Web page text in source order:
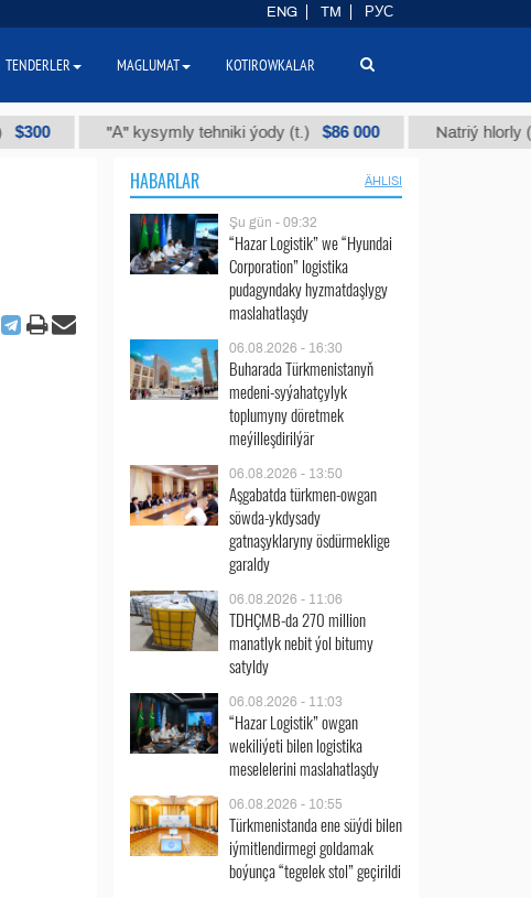
"А" kysymly tehniki ýody (t.) $86 000 Natriý hlorly (nahar
HABARLAR ÄHLISI
Şu gün - 09:32
“Hazar Logistik” we “Hyundai
Corporation” logistika
pudagyndaky hyzmatdaşlygy
maslahatlaşdy
06.08.2026 - 16:30
Buharada Türkmenistanyň
medeni-syýahatçylyk
toplumyny döretmek
meýilleşdirilýär
06.08.2026 - 13:50
Aşgabatda türkmen-owgan
söwda-ykdysady
gatnaşyklaryny ösdürmeklige
garaldy
06.08.2026 - 11:06
TDHÇMB-da 270 million
manatlyk nebit ýol bitumy
satyldy
06.08.2026 - 11:03
“Hazar Logistik” owgan
wekiliýeti bilen logistika
meselelerini maslahatlaşdy
06.08.2026 - 10:55
Türkmenistanda ene süýdi bilen
iýmitlendirmegi goldamak
boýunça “tegelek stol” geçirildi
ENG TM РУС
TENDERLER MAGLUMAT KOTIROWKALAR